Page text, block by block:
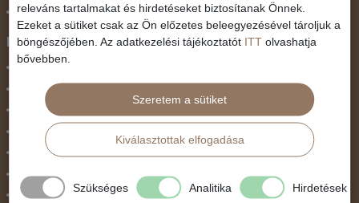
Valentin nap
Programtípus
Belépőjegy
Egyéni út
Egzotikus út
Fesztiválok
Golfút
Gyalogtúra
releváns tartalmakat és hirdetéseket biztosítanak Önnek.
Ezeket a sütiket csak az Ön előzetes beleegyezésével tároljuk a
böngészőjében. Az adatkezelési tájékoztatót ITT olvashatja
bővebben.
Szeretem a sütiket
Kiválasztottak elfogadása
Szükséges Analitika Hirdetések